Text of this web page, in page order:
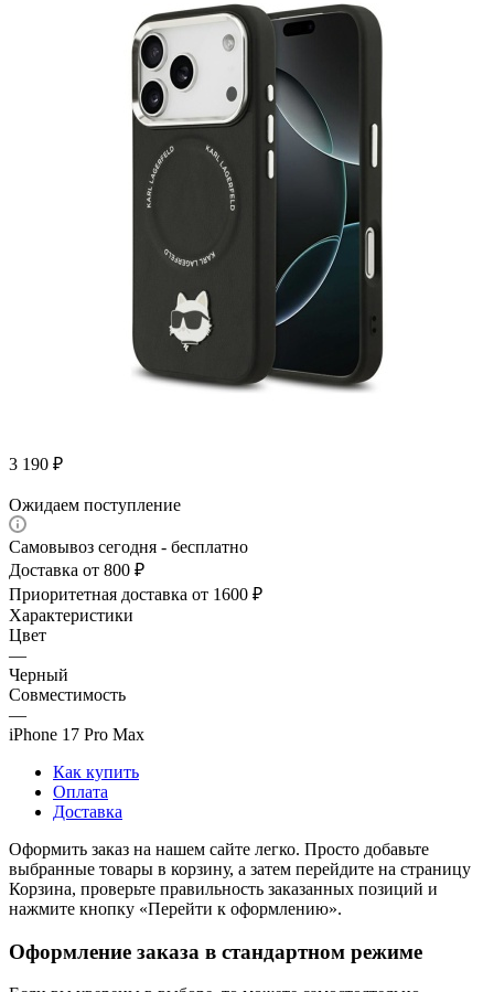
3 190 ₽
Ожидаем поступление
Самовывоз сегодня - бесплатно
Доставка от 800 ₽
Приоритетная доставка от 1600 ₽
Характеристики
Цвет
—
Черный
Совместимость
—
iPhone 17 Pro Max
Как купить
Оплата
Доставка
Оформить заказ на нашем сайте легко. Просто добавьте
выбранные товары в корзину, а затем перейдите на страницу
Корзина, проверьте правильность заказанных позиций и
нажмите кнопку «Перейти к оформлению».
Оформление заказа в стандартном режиме